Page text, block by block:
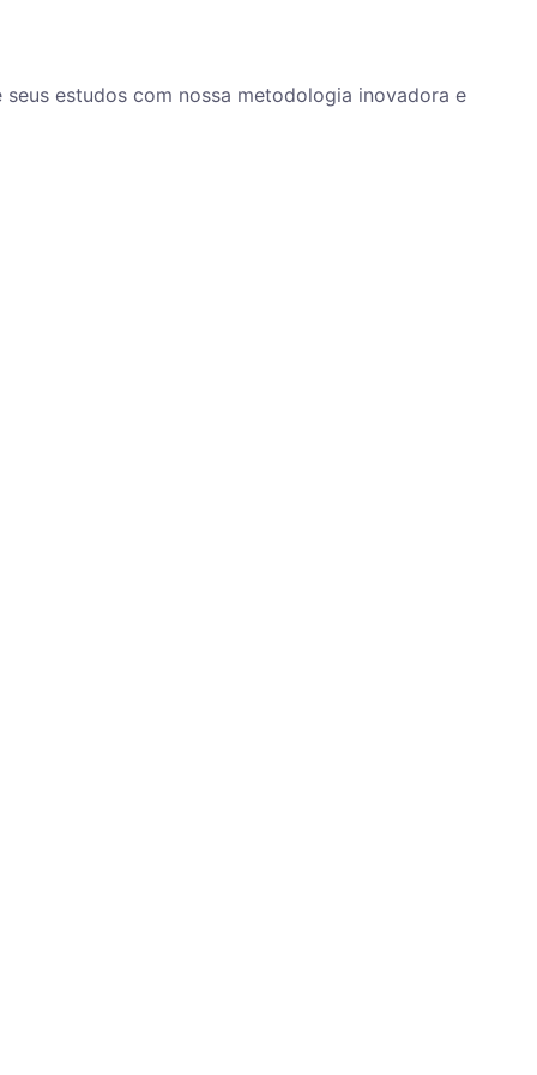
estudos com nossa metodologia inovadora e